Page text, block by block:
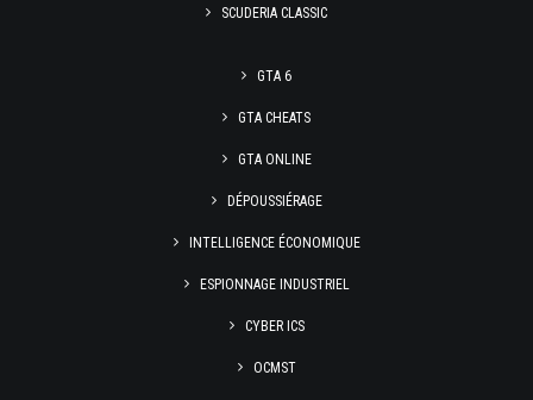
SCUDERIA CLASSIC
GTA 6
GTA CHEATS
GTA ONLINE
DÉPOUSSIÉRAGE
INTELLIGENCE ÉCONOMIQUE
ESPIONNAGE INDUSTRIEL
CYBER ICS
OCMST